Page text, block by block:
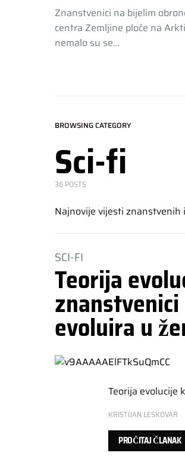
Znanstvenici na bijelim
centra Zemljine ploče na
nemalo su se…
BROWSING CATEGORY
Sci-fi
36 POSTS
Najnovije vijesti znanstvenih
SCI-FI
Teorija
evoluira u
Teorija evolucije
KRISTIJAN LESKOVAR
PROČITAJ ČLANAK